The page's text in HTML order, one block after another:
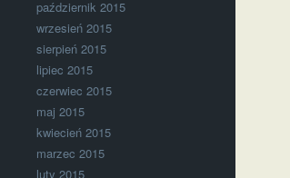
październik 2015
wrzesień 2015
sierpień 2015
lipiec 2015
czerwiec 2015
maj 2015
kwiecień 2015
marzec 2015
luty 2015